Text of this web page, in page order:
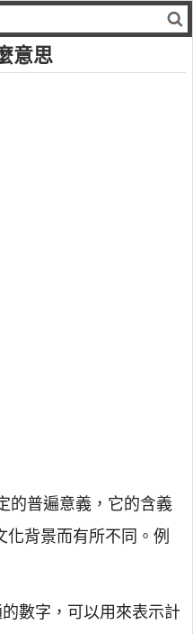
意思
的普遍意義，它的含義
化背景而有所不同。例
數字，可以用來表示計